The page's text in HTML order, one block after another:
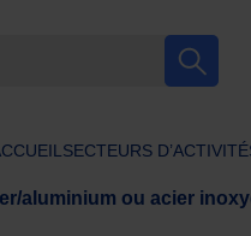
SECTEURS
aluminium ou acier